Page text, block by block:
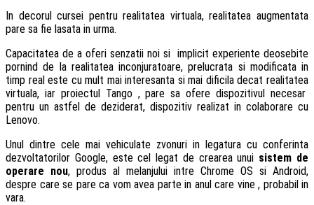
In decorul cursei pentru realitatea virtuala, realitatea augmentata
pare sa fie lasata in urma.
Capacitatea de a oferi senzatii noi si implicit experiente deosebite
pornind de la realitatea inconjuratoare, prelucrata si modificata in
timp real este cu mult mai interesanta si mai dificila decat realitatea
virtuala, iar proiectul Tango , pare sa ofere dispozitivul necesar
pentru un astfel de deziderat, dispozitiv realizat in colaborare cu
Lenovo.
Unul dintre cele mai vehiculate zvonuri in legatura cu conferinta
dezvoltatorilor Google, este cel legat de crearea unui sistem de
operare nou, produs al melanjului intre Chrome OS si Android,
despre care se pare ca vom avea parte in anul care vine , probabil in
vara.